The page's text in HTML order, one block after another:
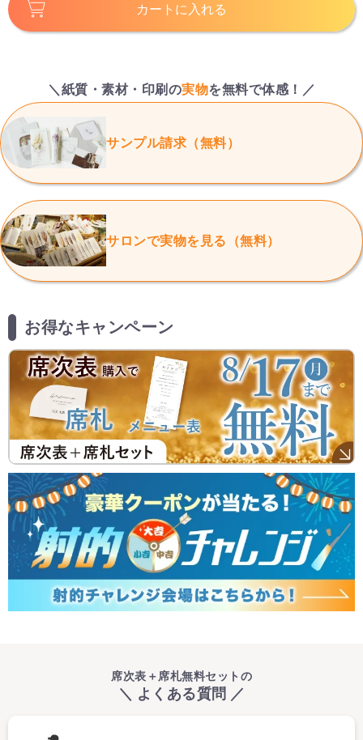
カートに入れる
＼紙質・素材・印刷の実物を無料で体感！／
サンプル請求（無料）
サロンで実物を見る（無料）
お得なキャンペーン
席次表＋席札無料セットの
＼ よくある質問 ／